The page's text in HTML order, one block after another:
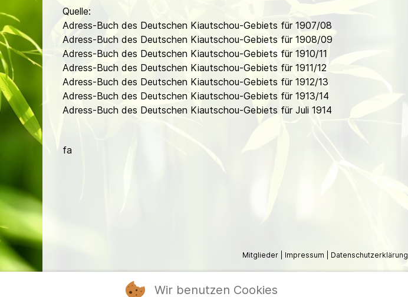
Quelle:
Adress-Buch des Deutschen Kiautschou-Gebiets für 1907/08
Adress-Buch des Deutschen Kiautschou-Gebiets für 1908/09
Adress-Buch des Deutschen Kiautschou-Gebiets für 1910/11
Adress-Buch des Deutschen Kiautschou-Gebiets für 1911/12
Adress-Buch des Deutschen Kiautschou-Gebiets für 1912/13
Adress-Buch des Deutschen Kiautschou-Gebiets für 1913/14
Adress-Buch des Deutschen Kiautschou-Gebiets für Juli 1914
fa
Mitglieder Impressum Datenschutzerklärung
Wir benutzen Cookies